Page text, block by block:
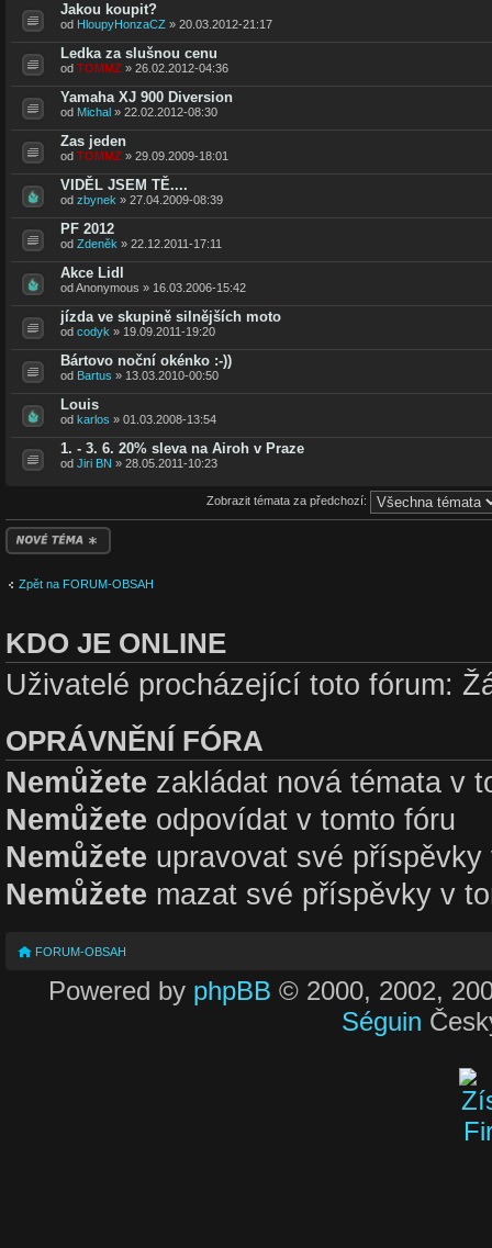
Jakou koupit?
od HloupyHonzaCZ » 20.03.2012-21:17
Ledka za slušnou cenu
od TOMMZ » 26.02.2012-04:36
Yamaha XJ 900 Diversion
od Michal » 22.02.2012-08:30
Zas jeden
od TOMMZ » 29.09.2009-18:01
VIDĚL JSEM TĚ....
od zbynek » 27.04.2009-08:39
PF 2012
od Zdeněk » 22.12.2011-17:11
Akce Lidl
od Anonymous » 16.03.2006-15:42
jízda ve skupině silnějších moto
od codyk » 19.09.2011-19:20
Bártovo noční okénko :-))
od Bartus » 13.03.2010-00:50
Louis
od karlos » 01.03.2008-13:54
1. - 3. 6. 20% sleva na Airoh v Praze
od Jiri BN » 28.05.2011-10:23
Zobrazit témata za předchozí:
Odeslat nové téma
Zpět na FORUM-OBSAH
KDO JE ONLINE
Uživatelé procházející toto fórum:
OPRÁVNĚNÍ FÓRA
Nemůžete zakládat nová témata v
Nemůžete odpovídat v tomto fóru
Nemůžete upravovat své příspěvky
Nemůžete mazat své příspěvky v
FORUM-OBSAH
Powered by phpBB © 2000, 2002,
Séguin